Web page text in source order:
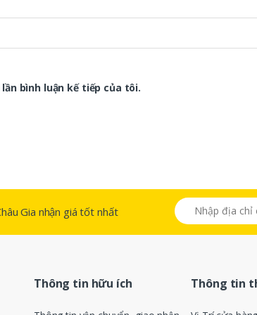
bình luận kế tiếp của tôi.
Gia nhận giá tốt nhất
Thông tin hữu ích Thông tin